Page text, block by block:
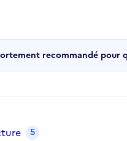
recommandé pour
5